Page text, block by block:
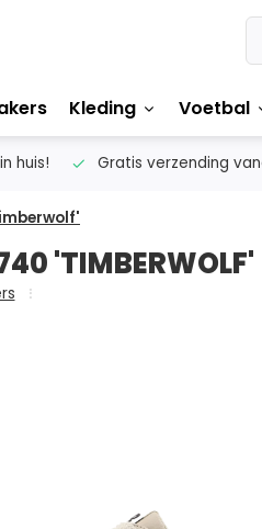
Kleding Voetbal
huis! Gratis verzending
'TIMBERWOLF'